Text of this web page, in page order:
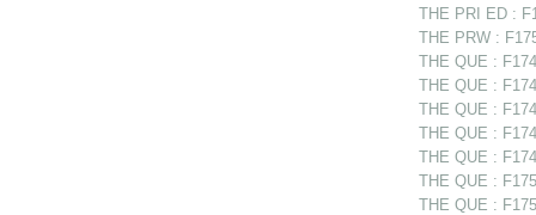
THE PRI ED :
THE PRW :
THE QUE :
THE QUE :
THE QUE :
THE QUE :
THE QUE :
THE QUE :
THE QUE :